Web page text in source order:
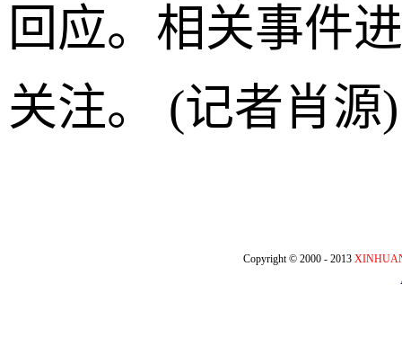
回应。相关事件
关注。 (记者肖源)
Copyright © 2000 - 2013